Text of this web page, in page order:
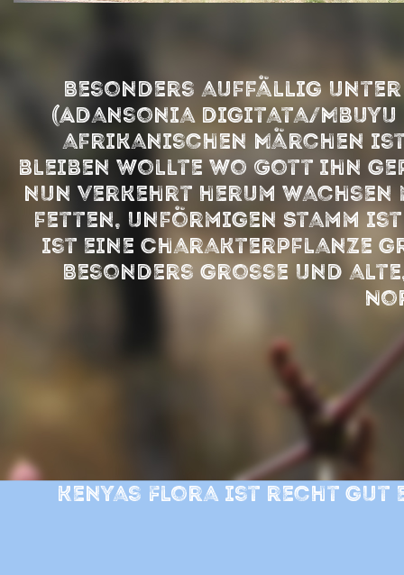
Besonders auffällig unter
(Adansonia digitata/Mbuyu
afrikanischen Märchen ist
bleiben wollte wo Gott ihn
nun verkehrt herum wachsen
fetten, unförmigen Stamm
ist eine Charakterpflanze
Besonders grosse und
Kenyas Flora ist recht